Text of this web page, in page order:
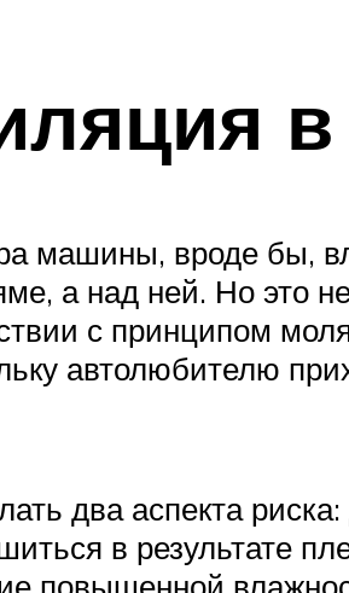
машины, вроде бы,
а над ней. Но это
с принципом
автолюбителю
два аспекта
в результате
повышенной